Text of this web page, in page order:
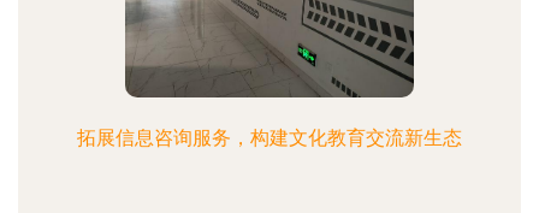
拓展信息咨询服务，构建文化教育交流新生态